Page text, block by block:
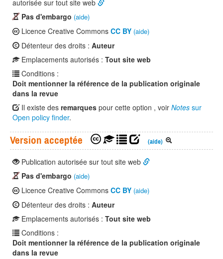
autorisée sur tout site web
Pas d'embargo (aide)
Licence Creative Commons CC BY (aide)
Détenteur des droits : Auteur
Emplacements autorisés : Tout site web
Conditions :
Doit mentionner la référence de la publication originale
dans la revue
Il existe des remarques pour cette option , voir Notes sur
Open policy finder.
Version acceptée (aide)
Publication autorisée sur tout site web
Pas d'embargo (aide)
Licence Creative Commons CC BY (aide)
Détenteur des droits : Auteur
Emplacements autorisés : Tout site web
Conditions :
Doit mentionner la référence de la publication originale
dans la revue